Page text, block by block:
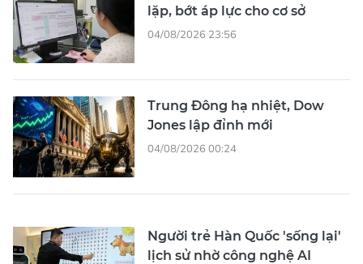
lặp, bớt áp lực cho cơ sở
04/08/2026 23:56
Trung Đông hạ nhiệt, Dow
Jones lập đỉnh mới
04/08/2026 00:24
Người trẻ Hàn Quốc 'sống lại'
lịch sử nhờ công nghệ AI